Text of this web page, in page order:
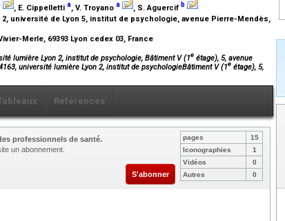
, E. Cippelletti a, V. Troyano a , S. Aguercif b
2, université de Lyon 5, institut de psychologie, avenue Pierre-Mendès,
Merle, 69393 Lyon cedex 03, France
lumière Lyon 2, institut de psychologie, Bâtiment V (1e étage), 5, avenue
université lumière Lyon 2, institut de psychologieBâtiment V (1e étage), 5,
Références
professionnels de santé.
un abonnement.
S'abonner
pages
15
Iconographies
1
Vidéos
0
Autres
0